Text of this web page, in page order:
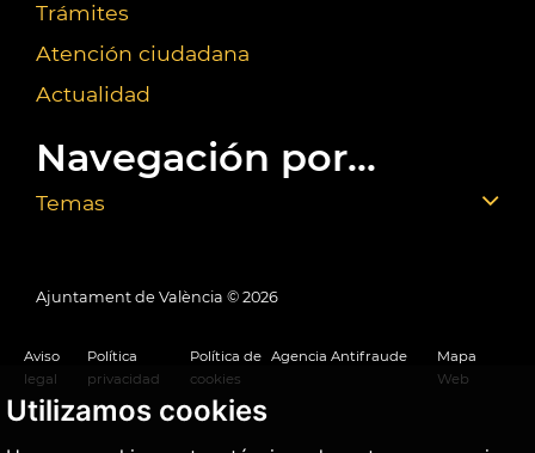
Utilizamos cookies
Trámites
Atención ciudadana
Actualidad
Navegación por...
Temas
Ajuntament de València © 2026
Aviso
legal
Política
privacidad
Política de
cookies
Agencia Antifraude
Mapa
Web